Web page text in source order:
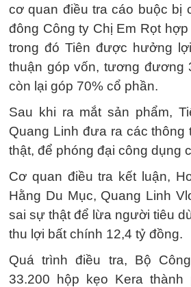
cơ quan điều tra cáo buộc bị
đông Công ty Chị Em Rọt
trong đó Tiên được hưởng
thuận góp vốn, tương đương
còn lại góp 70% cổ phần.
Sau khi ra mắt sản phẩm,
Quang Linh đưa ra các thông
thật, để phóng đại công dụng
Cơ quan điều tra kết luận,
Hằng Du Mục, Quang Linh
sai sự thật để lừa người tiêu
thu lợi bất chính 12,4 tỷ đồng.
Quá trình điều tra, Bộ
33.200 hộp kẹo Kera thành